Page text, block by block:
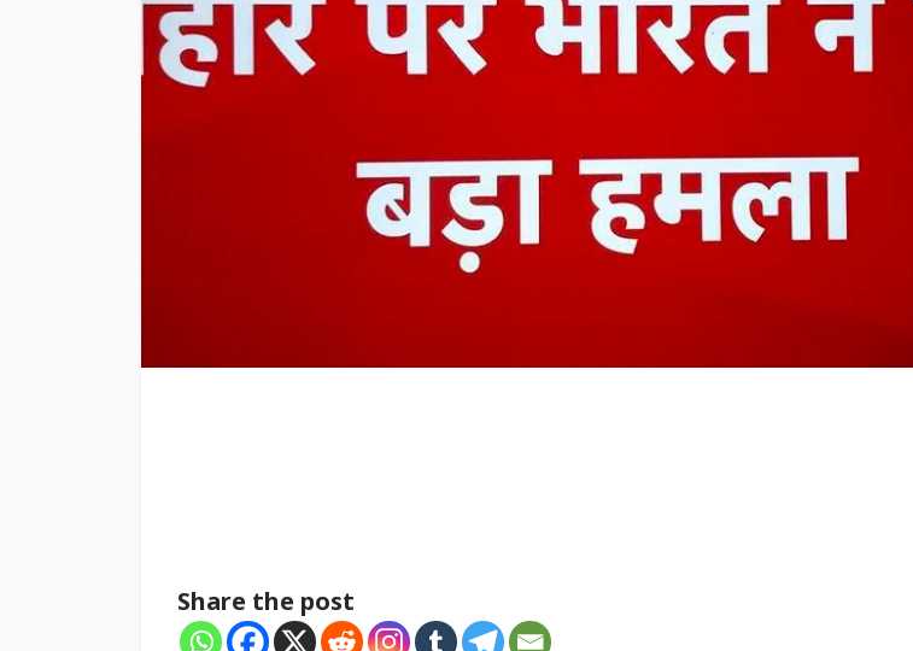
Share the post